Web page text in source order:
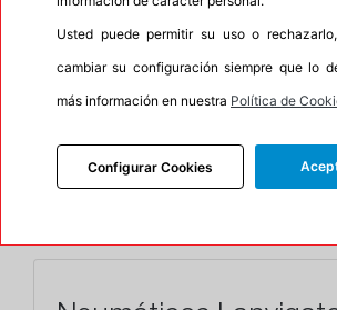
INFORMACIÓN
RECOMENDADO
TALLERES
Usted puede permitir su uso o
cambiar su configuración siempre que lo
más información en nuestra Política de
Configurar Cookies